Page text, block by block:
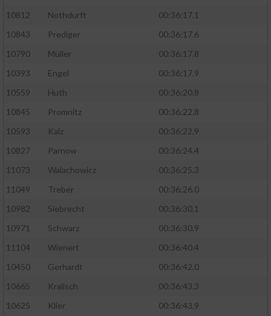
10812
Nothdurft
00:36:17.1
10843
Prediger
00:36:17.6
10790
Müller
00:36:17.8
10393
Engel
00:36:17.9
10559
Huth
00:36:20.8
10845
Promnitz
00:36:22.8
10593
Kalz
00:36:22.9
10827
Parnow
00:36:24.4
11073
Walachowicz
00:36:25.3
11049
Treber
00:36:26.0
10982
Siebrecht
00:36:30.1
10971
Schwarz
00:36:30.9
11104
Wienert
00:36:40.4
10450
Gerhardt
00:36:42.0
10665
Kralisch
00:36:43.3
10625
Klier
00:36:43.9